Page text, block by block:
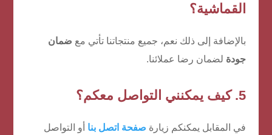
القماشية؟
بالإضافة إلى ذلك نعم، جميع منتجاتنا تأتي مع ضمان
جودة لضمان رضا عملائنا.
5. كيف يمكنني التواصل معكم؟
في المقابل يمكنكم زيارة صفحة اتصل بنا أو التواصل